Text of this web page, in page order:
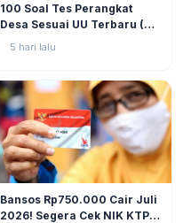
100 Soal Tes Perangkat
Desa Sesuai UU Terbaru (UU
5 hari lalu
Bansos Rp750.000 Cair Juli
2026! Segera Cek NIK KTP